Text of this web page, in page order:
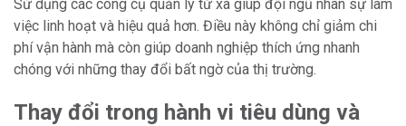
Sử dụng các công cụ quản lý từ xa giúp đội ngũ nhân sự làm
việc linh hoạt và hiệu quả hơn. Điều này không chỉ giảm chi
phí vận hành mà còn giúp doanh nghiệp thích ứng nhanh
chóng với những thay đổi bất ngờ của thị trường.
Thay đổi trong hành vi tiêu dùng và